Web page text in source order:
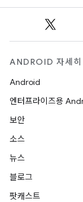
ANDROID 자세히
Android
엔터프라이즈용
보안
소스
뉴스
블로그
팟캐스트